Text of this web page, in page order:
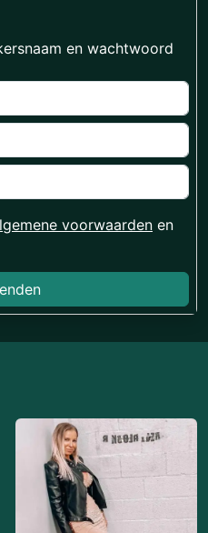
en wachtwoord
voorwaarden en